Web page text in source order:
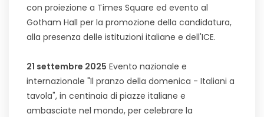
con proiezione a Times Square ed evento al
Gotham Hall per la promozione della candidatura,
alla presenza delle istituzioni italiane e dell'ICE.
21 settembre 2025 Evento nazionale e
internazionale "Il pranzo della domenica - Italiani a
tavola", in centinaia di piazze italiane e
ambasciate nel mondo, per celebrare la